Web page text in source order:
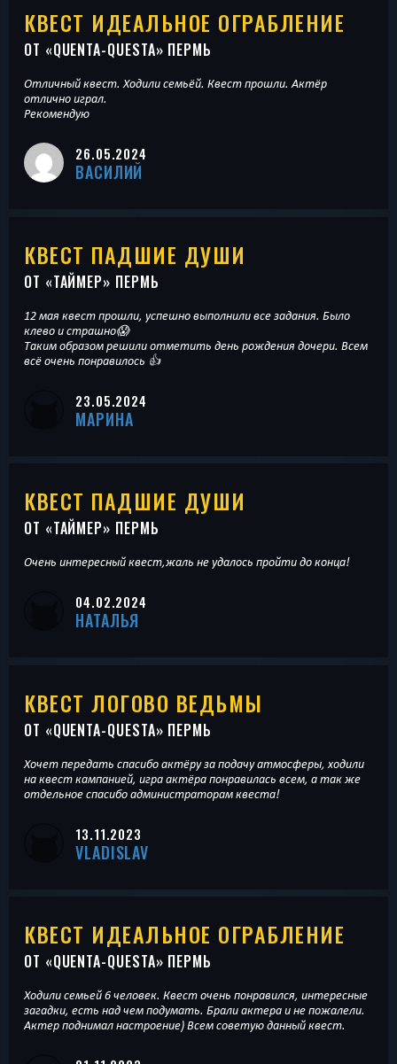
КВЕСТ ИДЕАЛЬНОЕ ОГРАБЛЕНИЕ
ОТ «QUENTA-QUESTA» ПЕРМЬ
Отличный квест. Ходили семьёй. Квест прошли. Актёр
отлично играл.
Рекомендую
26.05.2024
ВАСИЛИЙ
КВЕСТ ПАДШИЕ ДУШИ
ОТ «ТАЙМЕР» ПЕРМЬ
12 мая квест прошли, успешно выполнили все задания. Было
клево и страшно😱
Таким образом решили отметить день рождения дочери. Всем
всё очень понравилось 👍
23.05.2024
МАРИНА
КВЕСТ ПАДШИЕ ДУШИ
ОТ «ТАЙМЕР» ПЕРМЬ
Очень интересный квест,жаль не удалось пройти до конца!
04.02.2024
НАТАЛЬЯ
КВЕСТ ЛОГОВО ВЕДЬМЫ
ОТ «QUENTA-QUESTA» ПЕРМЬ
Хочет передать спасибо актёру за подачу атмосферы, ходили
на квест кампанией, игра актёра понравилась всем, а так же
отдельное спасибо администраторам квеста!
13.11.2023
VLADISLAV
КВЕСТ ИДЕАЛЬНОЕ ОГРАБЛЕНИЕ
ОТ «QUENTA-QUESTA» ПЕРМЬ
Ходили семьей 6 человек. Квест очень понравился, интересные
загадки, есть над чем подумать. Брали актера и не пожалели.
Актер поднимал настроение) Всем советую данный квест.